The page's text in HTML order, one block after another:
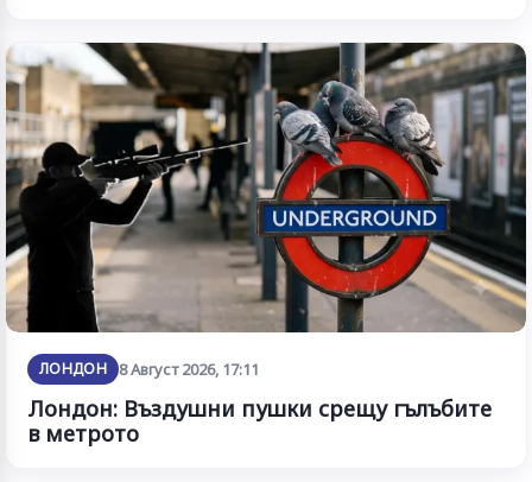
ЛОНДОН 8 Август 2026, 17:11
Лондон: Въздушни пушки срещу гълъбите
в метрото